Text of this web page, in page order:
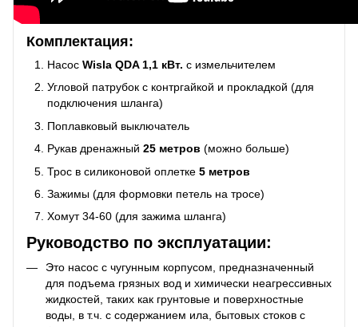
Комплектация:
Насос Wisla QDA 1,1 кВт. с измельчителем
Угловой патрубок с контргайкой и прокладкой (для
подключения шланга)
Поплавковый выключатель
Рукав дренажный 25 метров (можно больше)
Трос в силиконовой оплетке 5 метров
Зажимы (для формовки петель на тросе)
Хомут 34-60 (для зажима шланга)
Руководство по эксплуатации:
Это насос с чугунным корпусом, предназначенный
для подъема грязных вод и химически неагрессивных
жидкостей, таких как грунтовые и поверхностные
воды, в т.ч. с содержанием ила, бытовых стоков с